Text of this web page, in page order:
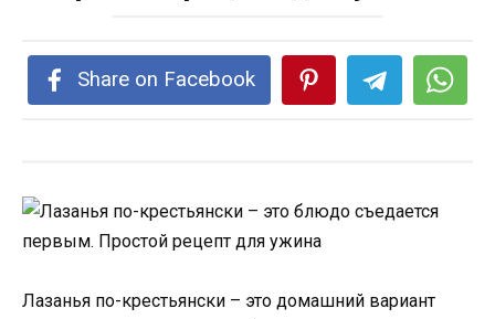
Share on Facebook
Лазанья по-крестьянски – это домашний вариант